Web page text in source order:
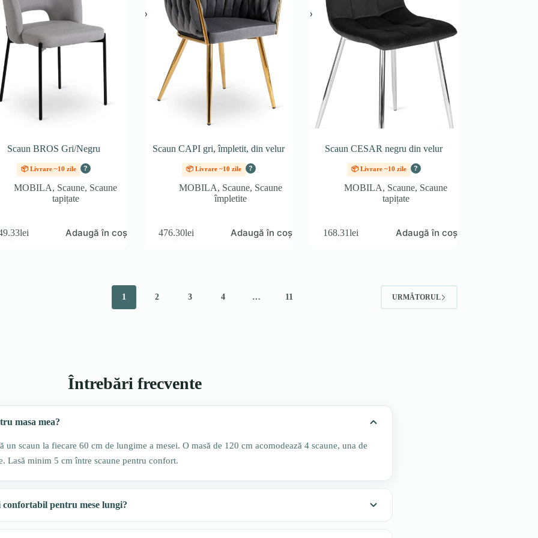
Scaun BROS Gri/Negru
📦 Livrare ~10 zile ?
MOBILA, Scaune, Scaune
tapițate
lei Adaugă în coș
Scaun CAPI gri, împletit, din velur
📦 Livrare ~10 zile ?
MOBILA, Scaune, Scaune
împletite
476.30lei Adaugă în coș
Scaun CESAR negru din velur
📦 Livrare ~10 zile ?
MOBILA, Scaune, Scaune
tapițate
168.31lei Adaugă în coș
1 2 3 4 … 11 URMĂTORUL
Întrebări frecvente
masa mea?
un scaun la fiecare 60 cm de lungime a mesei. O masă de 120 cm acomodează 4 scaune, una de
Lasă minim 5 cm între scaune pentru confort.
confortabil pentru mese lungi?